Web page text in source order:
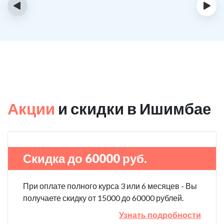
‹ ›
Акции и скидки в Ишимбае
Скидка до 60000 руб.
При оплате полного курса 3 или 6 месяцев - Вы
получаете скидку от 15000 до 60000 рублей.
Узнать подробности